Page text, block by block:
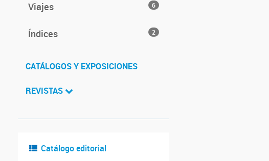
Viajes 6
Índices 2
CATÁLOGOS Y EXPOSICIONES
REVISTAS
Catálogo editorial